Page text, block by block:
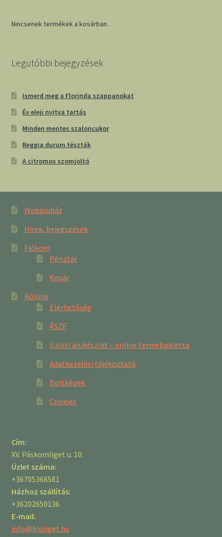
Nincsenek termékek a kosárban.
Legutóbbi bejegyzések
Ismerd meg a Florinda szappanokat
Év eleji nyitva tartás
Minden mentes szaloncukor
Reggia durum tészták
A citromos szomjoltó
Webáruház
Hírek, bejegyzések
Fiókom
Pénztár
Kosár
Rólunk
Elérhetőség
ÁSZF
Üzleti árukészlet – online termékpaletta
Adatkezelési tájékoztató
Boltképek
Cookies
Cím:
XV. Páskomliget u. 10.
Üzlet száma:
+36705368581
Házhoz szállítás:
+36202650136
E-mail:
info@bioliget.hu